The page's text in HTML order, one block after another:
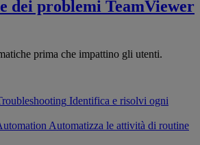
dei problemi TeamViewer
prima che impattino gli utenti.
Identifica e risolvi ogni
Automatizza le attività di routine